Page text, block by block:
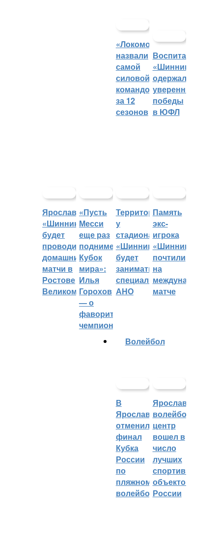
«Локомотив»
назвали
самой
силовой
командой
за 12
сезонов
Воспитанники
«Шинника»
одержали
уверенные
победы
в ЮФЛ
Ярославский
«Шинник»
будет
проводить
домашние
матчи в
Ростове
Великом
«Пусть
Месси
еще раз
поднимет
Кубок
мира»:
Илья
Горохов
— о
фаворитах
чемпионата
Территорией
у
стадиона
«Шинник»
будет
заниматься
специальное
АНО
Память
экс-
игрока
«Шинника»
почтили
на
международном
матче
Волейбол
В
Ярославле
отменили
финал
Кубка
России
по
пляжному
волейболу
Ярославский
волейбольный
центр
вошел в
число
лучших
спортивных
объектов
России